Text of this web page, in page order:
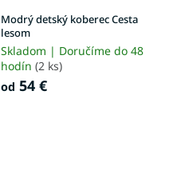
Modrý detský koberec Cesta
lesom
Skladom | Doručíme do 48
hodín (2 ks)
od 54 €